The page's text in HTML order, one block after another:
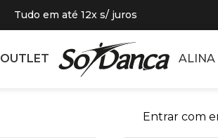
Tudo em até 12x s/ juros
OUTLET ALINA
Entrar com